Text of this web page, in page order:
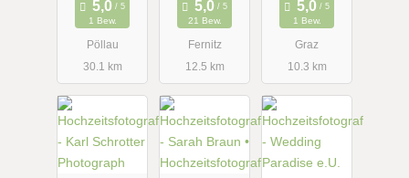
1 Bew.
Pöllau
30.1 km
WEDDING
PHOTOS
AND VIDEOS
21 Bew.
Fernitz
12.5 km
y
1 Bew.
Graz
10.3 km